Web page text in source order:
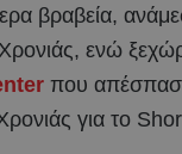
βραβεία,
ενώ
που
για το